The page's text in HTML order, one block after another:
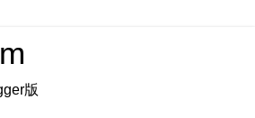
版